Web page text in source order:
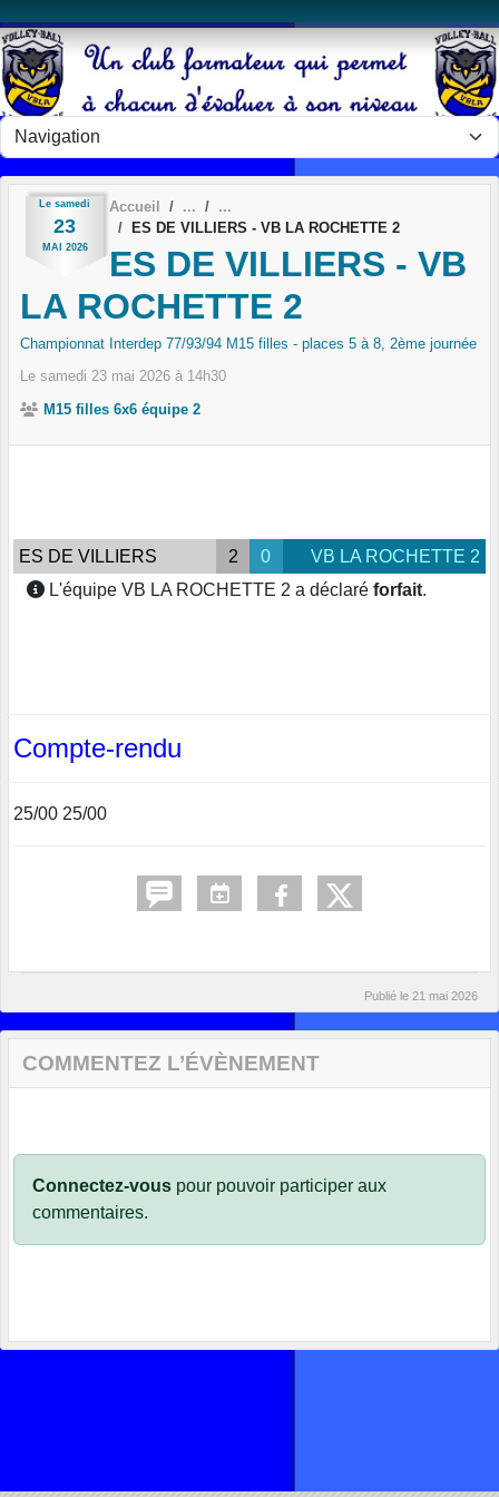
Le samedi
23
MAI 2026
Accueil
ES DE VILLIERS - VB LA ROCHETTE 2
ES DE VILLIERS - VB
LA ROCHETTE 2
Championnat Interdep 77/93/94 M15 filles - places 5 à 8, 2ème journée
Le samedi 23 mai 2026 à 14h30
M15 filles 6x6 équipe 2
ES DE VILLIERS 2 0
VB LA ROCHETTE 2
L'équipe VB LA ROCHETTE 2 a déclaré forfait.
Compte-rendu
25/00 25/00
Publié le 21 mai 2026
COMMENTEZ L’ÉVÈNEMENT
Connectez-vous pour pouvoir participer aux
commentaires.